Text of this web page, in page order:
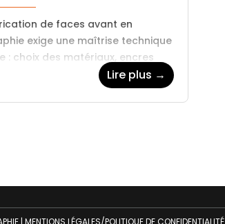
de faces avant en
exige une maîtrise technique
: choix des matériaux, encres
précision des tracés,
mécanique… Découvrez les
pratiques qui garantissent des…
Lire plus →
| MENTIONS LÉGALES/POLITIQUE DE CONFIDENTIALITÉ